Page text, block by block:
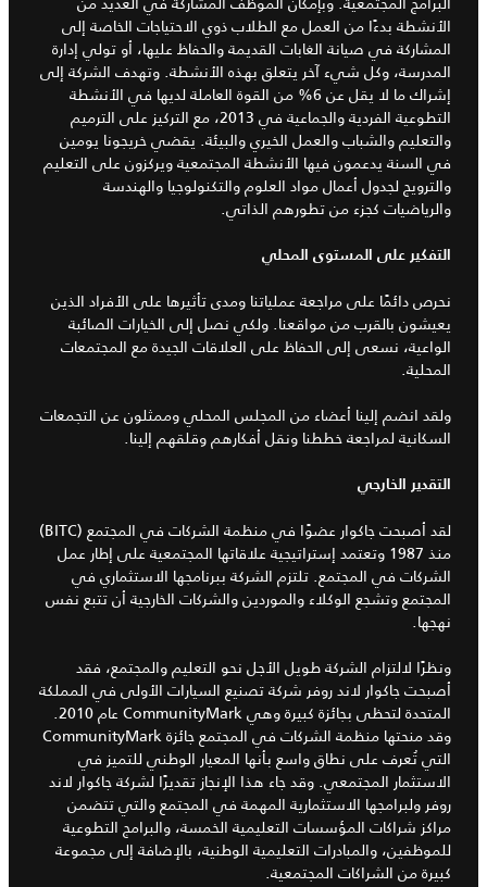
الأنشطة بدءًا من العمل مع الطلاب ذوي الاحتياجات الخاصة إلى
المشاركة في صيانة الغابات القديمة والحفاظ عليها، أو تولي إدارة
المدرسة، وكل شيء آخر يتعلق بهذه الأنشطة. وتهدف الشركة إلى
إشراك ما لا يقل عن 6% من القوة العاملة لديها في الأنشطة
التطوعية الفردية والجماعية في 2013، مع التركيز على الترميم
والتعليم والشباب والعمل الخيري والبيئة. يقضي خريجونا يومين
في السنة يدعمون فيها الأنشطة المجتمعية ويركزون على التعليم
والترويج لجدول أعمال مواد العلوم والتكنولوجيا والهندسة
والرياضيات كجزء من تطورهم الذاتي.
التفكير على المستوى المحلي
نحرص دائمًا على مراجعة عملياتنا ومدى تأثيرها على الأفراد الذين
يعيشون بالقرب من مواقعنا. ولكي نصل إلى الخيارات الصائبة
الواعية، نسعى إلى الحفاظ على العلاقات الجيدة مع المجتمعات
المحلية.
ولقد انضم إلينا أعضاء من المجلس المحلي وممثلون عن التجمعات
السكانية لمراجعة خططنا ونقل أفكارهم وقلقهم إلينا.
التقدير الخارجي
لقد أصبحت جاكوار عضوًا في منظمة الشركات في المجتمع (BITC)
منذ 1987 وتعتمد إستراتيجية علاقاتها المجتمعية على إطار عمل
الشركات في المجتمع. تلتزم الشركة ببرنامجها الاستثماري في
المجتمع وتشجع الوكلاء والموردين والشركات الخارجية أن تتبع نفس
نهجها.
ونظرًا لالتزام الشركة طويل الأجل نحو التعليم والمجتمع، فقد
أصبحت جاكوار لاند روفر شركة تصنيع السيارات الأولى في المملكة
المتحدة لتحظى بجائزة كبيرة وهي CommunityMark عام 2010.
وقد منحتها منظمة الشركات في المجتمع جائزة CommunityMark
التي تُعرف على نطاق واسع بأنها المعيار الوطني للتميز في
الاستثمار المجتمعي. وقد جاء هذا الإنجاز تقديرًا لشركة جاكوار لاند
روفر ولبرامجها الاستثمارية المهمة في المجتمع والتي تتضمن
مراكز شراكات المؤسسات التعليمية الخمسة، والبرامج التطوعية
للموظفين، والمبادرات التعليمية الوطنية، بالإضافة إلى مجموعة
كبيرة من الشراكات المجتمعية.